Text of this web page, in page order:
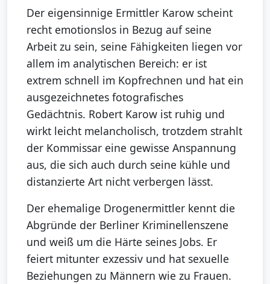
Der eigensinnige Ermittler Karow scheint
recht emotionslos in Bezug auf seine
Arbeit zu sein, seine Fähigkeiten liegen vor
allem im analytischen Bereich: er ist
extrem schnell im Kopfrechnen und hat ein
ausgezeichnetes fotografisches
Gedächtnis. Robert Karow ist ruhig und
wirkt leicht melancholisch, trotzdem strahlt
der Kommissar eine gewisse Anspannung
aus, die sich auch durch seine kühle und
distanzierte Art nicht verbergen lässt.
Der ehemalige Drogenermittler kennt die
Abgründe der Berliner Kriminellenszene
und weiß um die Härte seines Jobs. Er
feiert mitunter exzessiv und hat sexuelle
Beziehungen zu Männern wie zu Frauen.